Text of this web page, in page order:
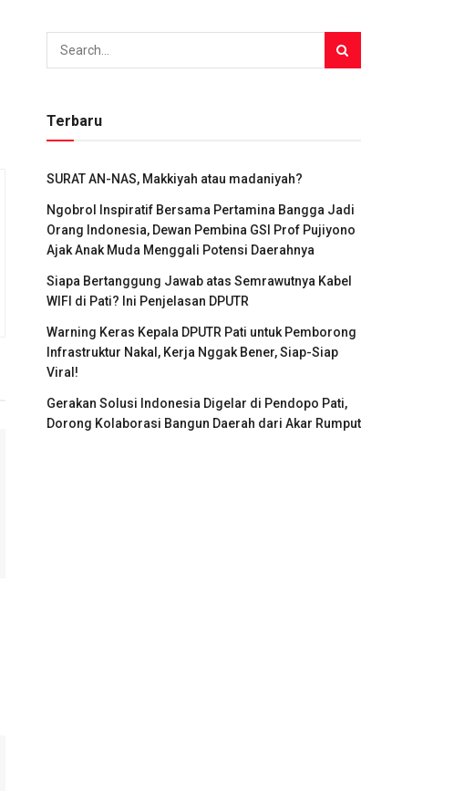
Terbaru
SURAT AN-NAS, Makkiyah atau madaniyah?
Ngobrol Inspiratif Bersama Pertamina Bangga Jadi
Orang Indonesia, Dewan Pembina GSI Prof Pujiyono
Ajak Anak Muda Menggali Potensi Daerahnya
Siapa Bertanggung Jawab atas Semrawutnya Kabel
WIFI di Pati? Ini Penjelasan DPUTR
Warning Keras Kepala DPUTR Pati untuk Pemborong
Infrastruktur Nakal, Kerja Nggak Bener, Siap-Siap
Viral!
Gerakan Solusi Indonesia Digelar di Pendopo Pati,
Dorong Kolaborasi Bangun Daerah dari Akar Rumput